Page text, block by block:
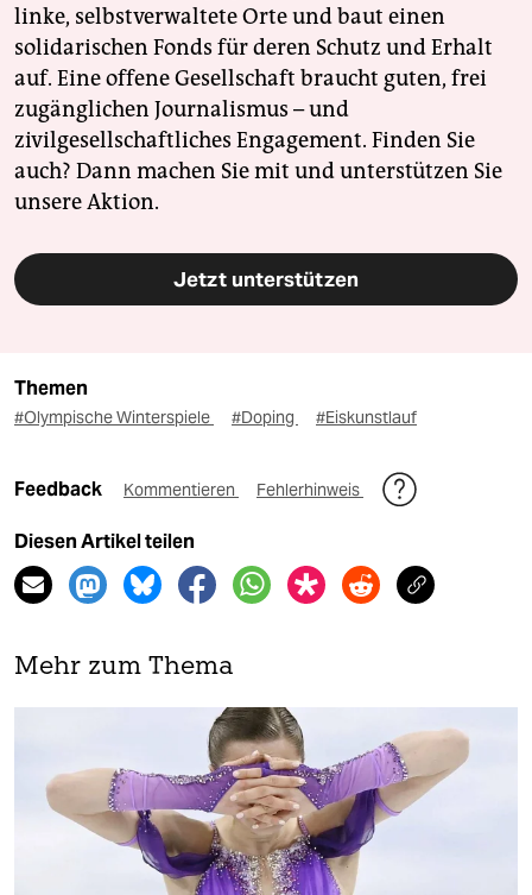
linke, selbstverwaltete Orte und baut einen
solidarischen Fonds für deren Schutz und Erhalt
auf. Eine offene Gesellschaft braucht guten, frei
zugänglichen Journalismus – und
zivilgesellschaftliches Engagement. Finden Sie
auch? Dann machen Sie mit und unterstützen Sie
unsere Aktion.
Jetzt unterstützen
Themen
#Olympische Winterspiele #Doping #Eiskunstlauf
Feedback Kommentieren Fehlerhinweis
Diesen Artikel teilen
Mehr zum Thema